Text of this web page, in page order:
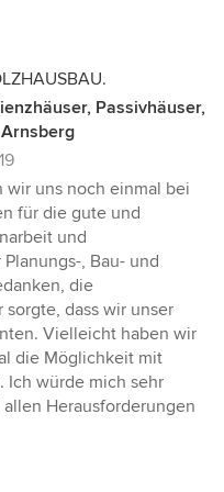
Passivhäuser,
wir uns noch einmal bei
für die gute und
und
, Bau- und
die
dass wir unser
Vielleicht haben wir
die Möglichkeit mit
Ich würde mich sehr
Herausforderungen